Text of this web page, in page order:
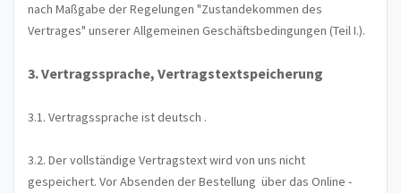
nach Maßgabe der Regelungen "Zustandekommen des
Vertrages" unserer Allgemeinen Geschäftsbedingungen (Teil I.).
3. Vertragssprache, Vertragstextspeicherung
3.1. Vertragssprache ist deutsch .
3.2. Der vollständige Vertragstext wird von uns nicht
gespeichert. Vor Absenden der Bestellung über das Online -